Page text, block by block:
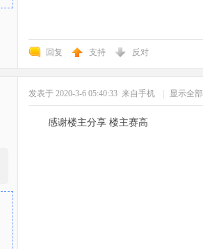
回复 支持 反对
发表于 2020-3-6 05:40:33 来自手机 显示全
感谢楼主分享 楼主赛高